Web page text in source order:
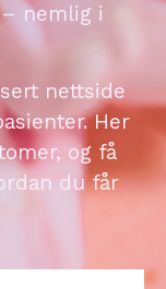
nemlig i
nettside
Her
og få
du får